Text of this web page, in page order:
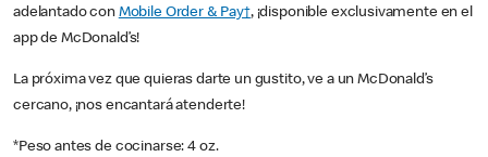
adelantado con Mobile Order & Pay†, ¡disponible exclusivamente en el
app de McDonald’s!
La próxima vez que quieras darte un gustito, ve a un McDonald’s
cercano, ¡nos encantará atenderte!
*Peso antes de cocinarse: 4 oz.